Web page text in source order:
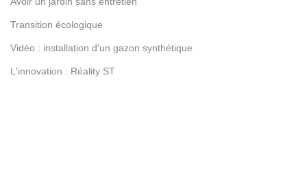
Transition écologique
Vidéo : installation d'un gazon synthétique
L'innovation : Réality ST